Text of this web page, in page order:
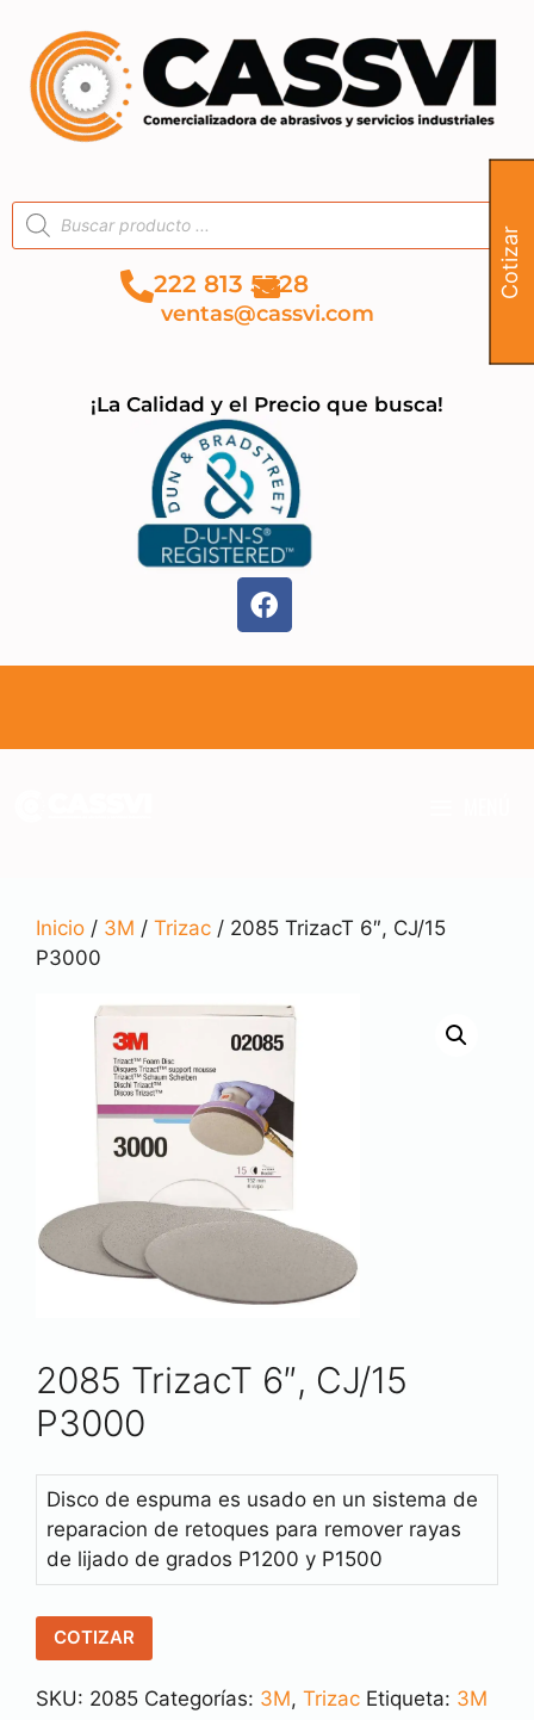
222 813 5328
¡La Calidad y el Precio que busca!
ventas@cassvi.com
Inicio / 3M / Trizac / 2085 TrizacT 6″, CJ/15
P3000
2085 TrizacT 6″, CJ/15
P3000
Disco de espuma es usado en un sistema de
reparacion de retoques para remover rayas
de lijado de grados P1200 y P1500
COTIZAR
SKU: 2085 Categorías: 3M, Trizac Etiqueta: 3M
Cotizar